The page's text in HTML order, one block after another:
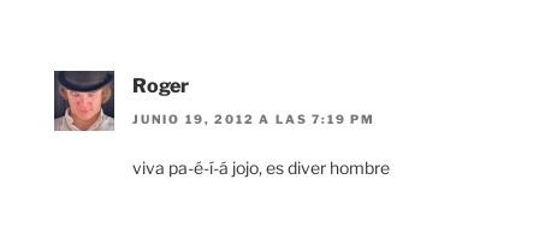
Roger
JUNIO 19, 2012 A LAS 7:19 PM
viva pa-é-í-á jojo, es diver hombre